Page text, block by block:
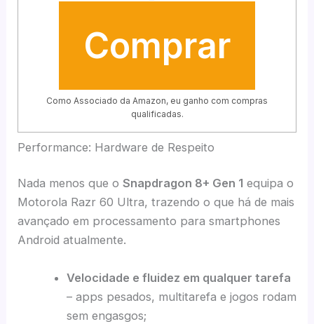
Comprar
Como Associado da Amazon, eu ganho com compras
qualificadas.
Performance: Hardware de Respeito
Nada menos que oSnapdragon 8+ Gen 1 equipa o
Motorola Razr 60 Ultra, trazendo o que há de mais
avançado em processamento para smartphones
Android atualmente.
Velocidade e fluidez em qualquer tarefa
– apps pesados, multitarefa e jogos rodam
sem engasgos;